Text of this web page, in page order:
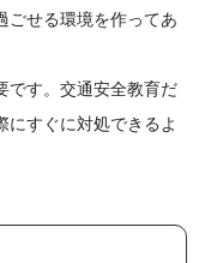
ごせる環境を作ってあ
です。交通安全教育だ
にすぐに対処できるよ